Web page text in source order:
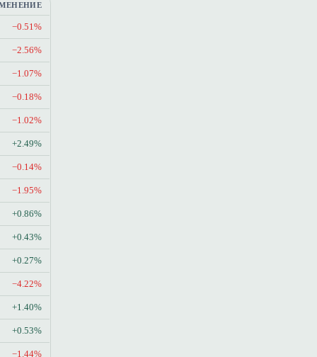
−0.51%
−2.56%
−1.07%
−0.18%
−1.02%
+2.49%
−0.14%
−1.95%
+0.86%
+0.43%
+0.27%
−4.22%
+1.40%
+0.53%
−1.44%